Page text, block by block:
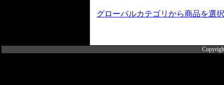
グローバルカテゴリから商品を選択